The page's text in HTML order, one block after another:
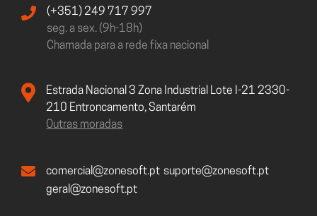
(+351) 249 717 997
seg. a sex. (9h-18h)
Chamada para a rede fixa nacional
Estrada Nacional 3 Zona Industrial Lote I-21 2330-
210 Entroncamento, Santarém
Outras moradas
comercial@zonesoft.pt suporte@zonesoft.pt
geral@zonesoft.pt